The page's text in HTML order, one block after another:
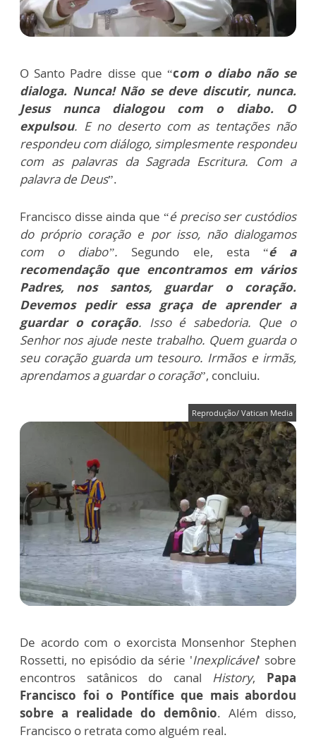
O Santo Padre disse que “com o diabo não se
dialoga. Nunca! Não se deve discutir, nunca.
Jesus nunca dialogou com o diabo. O
expulsou. E no deserto com as tentações não
respondeu com diálogo, simplesmente respondeu
com as palavras da Sagrada Escritura. Com a
palavra de Deus”.
Francisco disse ainda que “é preciso ser custódios
do próprio coração e por isso, não dialogamos
com o diabo”. Segundo ele, esta “é a
recomendação que encontramos em vários
Padres, nos santos, guardar o coração.
Devemos pedir essa graça de aprender a
guardar o coração. Isso é sabedoria. Que o
Senhor nos ajude neste trabalho. Quem guarda o
seu coração guarda um tesouro. Irmãos e irmãs,
aprendamos a guardar o coração”, concluiu.
Reprodução/ Vatican Media
De acordo com o exorcista Monsenhor Stephen
Rossetti, no episódio da série 'Inexplicável' sobre
encontros satânicos do canal History, Papa
Francisco foi o Pontífice que mais abordou
sobre a realidade do demônio. Além disso,
Francisco o retrata como alguém real.